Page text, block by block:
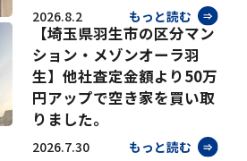
2026.8.2 もっと読む
【埼玉県羽生市の区分マン
ション・メゾンオーラ羽
生】他社査定金額より50万
円アップで空き家を買い取
りました。
2026.7.30 もっと読む